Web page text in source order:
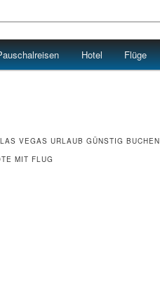
content
content Hotel Flüge
VEGAS URLAUB GÜNSTIG BUCHEN
MIT FLUG